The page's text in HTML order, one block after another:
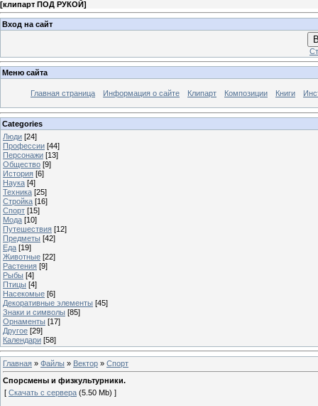
[клипарт ПОД РУКОЙ]
Вход на сайт
Меню сайта
Главная страница Информация о сайте Клипарт Композиции Книги
Categories
Люди [24]
Профессии [44]
Персонажи [13]
Общество [9]
История [6]
Наука [4]
Техника [25]
Стройка [16]
Спорт [15]
Мода [10]
Путешествия [12]
Предметы [42]
Еда [19]
Животные [22]
Растения [9]
Рыбы [4]
Птицы [4]
Насекомые [6]
Декоративные элементы [45]
Знаки и символы [85]
Орнаменты [17]
Другое [29]
Календари [58]
Главная » Файлы » Вектор » Спорт
Спорсмены и физкультурники.
[ Скачать с сервера (5.50 Mb) ]